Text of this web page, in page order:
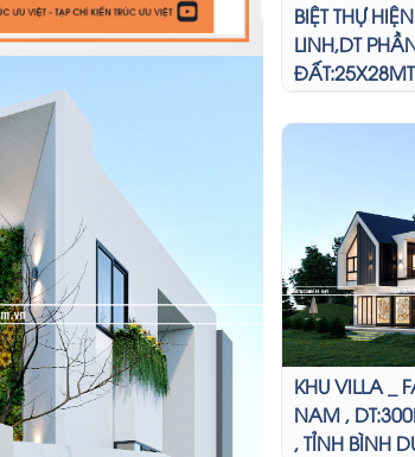
BIỆT THỰ
LINH,DT
KHU VILLA _
NAM ,
, TỈNH BÌNH